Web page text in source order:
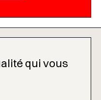
qui vous